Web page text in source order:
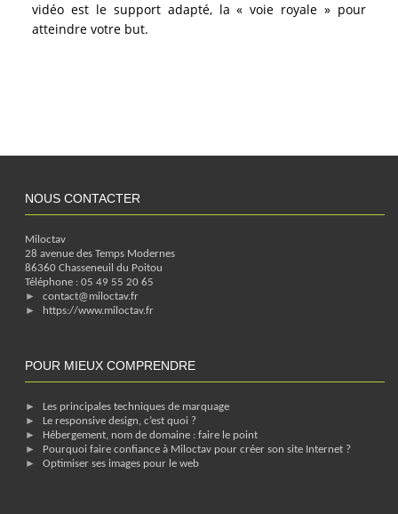
vidéo est le support adapté, la « voie royale » pour
atteindre votre but.
NOUS CONTACTER
Miloctav
28 avenue des Temps Modernes
86360 Chasseneuil du Poitou
Téléphone : 05 49 55 20 65
contact@miloctav.fr
https://www.miloctav.fr
POUR MIEUX COMPRENDRE
Les principales techniques de marquage
Le responsive design, c’est quoi ?
Hébergement, nom de domaine : faire le point
Pourquoi faire confiance à Miloctav pour créer son site Internet ?
Optimiser ses images pour le web